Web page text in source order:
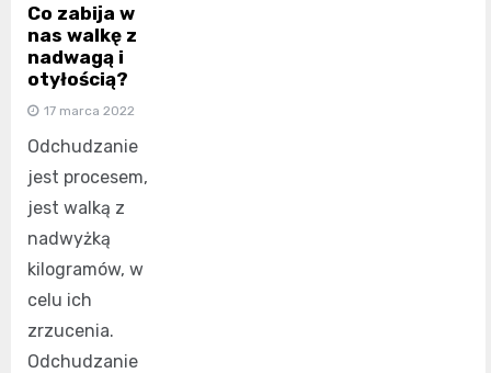
Co zabija w
nas walkę z
nadwagą i
otyłością?
17 marca 2022
Odchudzanie
jest procesem,
jest walką z
nadwyżką
kilogramów, w
celu ich
zrzucenia.
Odchudzanie